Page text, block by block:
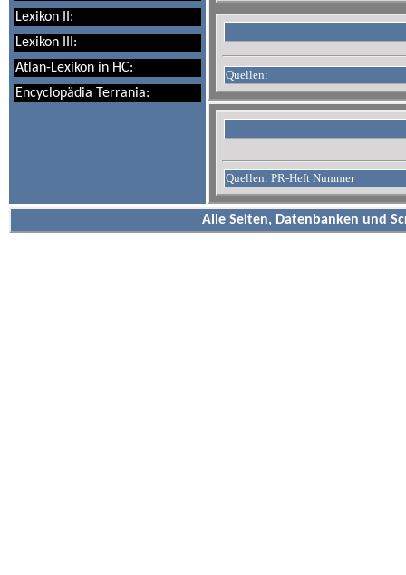
Lexikon II:
Lexikon III:
Atlan-Lexikon in HC:
Encyclopädia Terrania:
Quellen:
Quellen: PR-Heft Nummer
Alle Seiten, Datenbanken und